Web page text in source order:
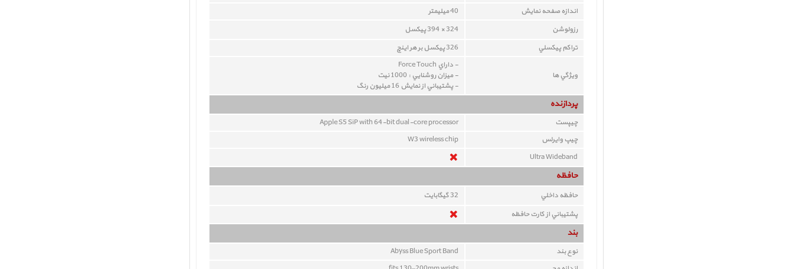
اندازه صفحه نمايش
40 ميليمتر
رزولوشن
324 × 394 پيکسل
تراکم پيکسلي
326 پيکسل بر هر اينچ
ويژگي ها
- داراي Force Touch
- ميزان روشنايي : 1000 نيت
- پشتيباني از نمايش 16 ميليون رنگ
پردازنده
چيپست
Apple S5 SiP with 64-bit dual-core processor
چيپ وايرلس
W3 wireless chip
Ultra Wideband
حافظه
حافظه داخلي 32گيگابايت
پشتيباني از کارت حافظه
بند
نوع بند
Abyss Blue Sport Band